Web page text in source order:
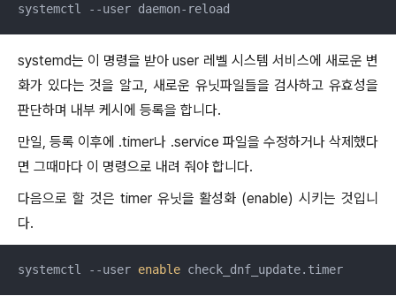
systemctl --user daemon-reload
systemd는 이 명령을 받아 user 레벨 시스템 서비스에 새로운 변
화가 있다는 것을 알고, 새로운 유닛파일들을 검사하고 유효성을
판단하며 내부 케시에 등록을 합니다.
만일, 등록 이후에 .timer나 .service 파일을 수정하거나 삭제했다
면 그때마다 이 명령으로 내려 줘야 합니다.
다음으로 할 것은 timer 유닛을 활성화 (enable) 시키는 것입니
다.
systemctl --user enable check_dnf_update.timer